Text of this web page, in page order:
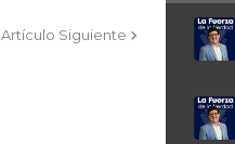
Artículo Siguiente